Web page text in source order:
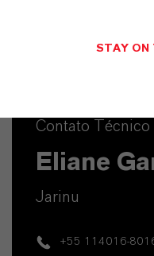
Contato Técnico
Eliane
Jarinu
+55 114016-
STAY ON